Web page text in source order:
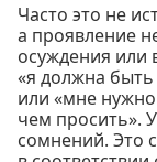
Часто это не
а проявление
осуждения или
«я должна
или «мне
чем просить».
сомнений. Это